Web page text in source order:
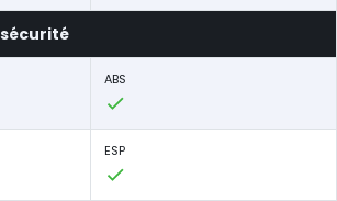
ABS
ESP